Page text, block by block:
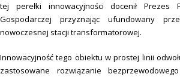
tej perełki innowacyjności docenił Prezes
Gospodarczej przyznając ufundowany
nowoczesnej stacji transformatorowej.
Innowacyjność tego obiektu w prostej linii
zastosowane rozwiązanie